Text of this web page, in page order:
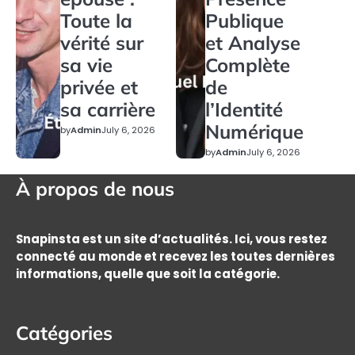
Toute la
vérité sur
sa vie
privée et
sa carrière
byAdminJuly 6, 2026
Publique
et Analyse
Complète
de
l’Identité
Numérique
byAdminJuly 6, 2026
À propos de nous
Snapinsta est un site d’actualités. Ici, vous restez
connecté au monde et recevez les toutes dernières
informations, quelle que soit la catégorie.
Catégories